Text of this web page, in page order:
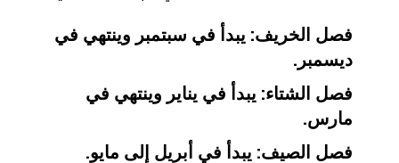
فصل الخريف: يبدأ في سبتمبر وينتهي في
ديسمبر.
فصل الشتاء: يبدأ في يناير وينتهي في
مارس.
فصل الصيف: يبدأ في أبريل إلى مايو.